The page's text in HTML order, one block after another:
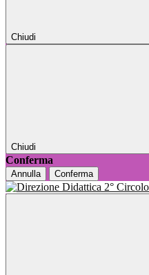
Chiudi
Chiudi
Conferma
Annulla Conferma